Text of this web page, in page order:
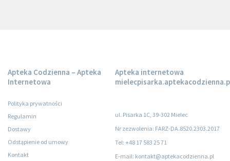
Apteka Codzienna – Apteka
Internetowa
Polityka prywatności
Regulamin
Dostawy
Odstąpienie od umowy
Kontakt
Apteka internetowa
ul. Pisarka 1C, 39-302 Mielec
Nr zezwolenia: FARZ-DA.8520.2303.2017
Tel: +48 17 583 25 71
E-mail: kontakt@aptekacodzienna.pl